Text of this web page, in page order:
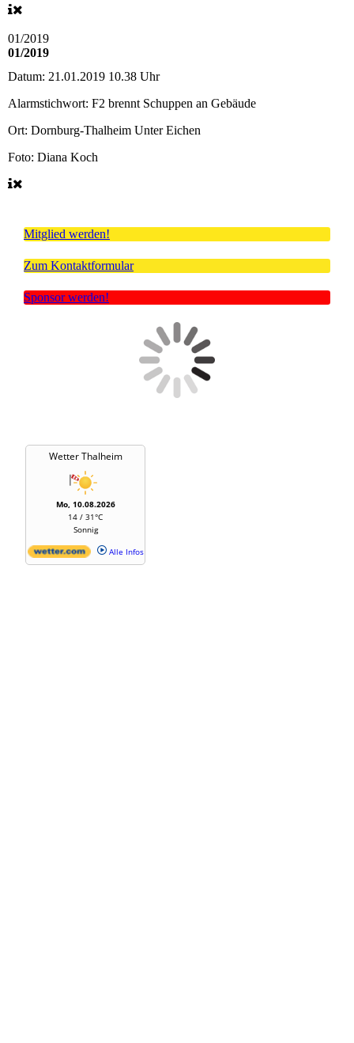
01/2019
01/2019
Datum: 21.01.2019 10.38 Uhr
Alarmstichwort: F2 brennt Schuppen an Gebäude
Ort: Dornburg-Thalheim Unter Eichen
Foto: Diana Koch
Mitglied werden!
Zum Kontaktformular
Sponsor werden!